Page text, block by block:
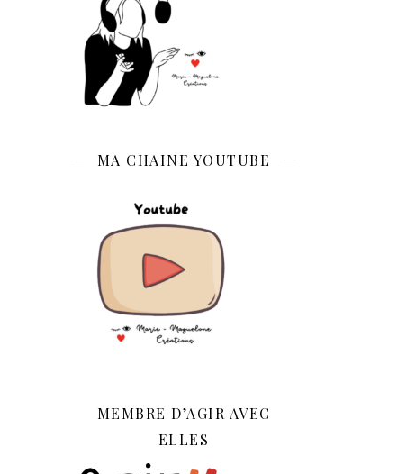
MA CHAINE YOUTUBE
MEMBRE D’AGIR AVEC
ELLES